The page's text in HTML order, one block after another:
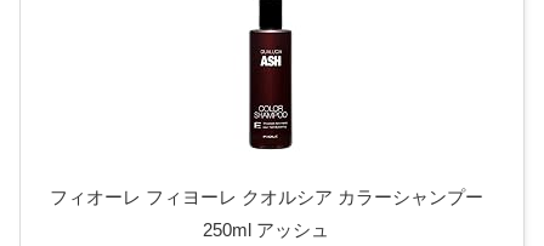
フィオーレ フィヨーレ クオルシア カラーシャンプー
250ml アッシュ